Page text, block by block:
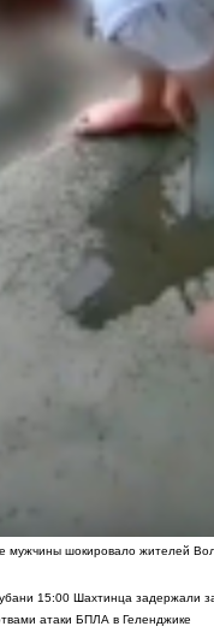
мужчины шокировало жителей
15:00 Шахтинца задержали
атаки БПЛА в Геленджике